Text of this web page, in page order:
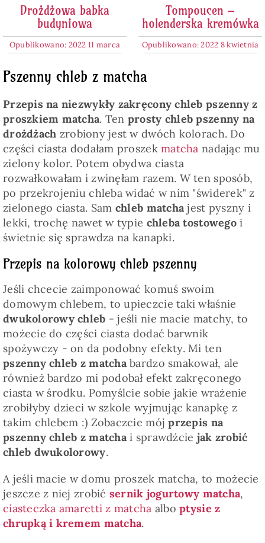
Drożdżowa babka
budyniowa
Opublikowano: 2022 11 marca
Tompoucen –
holenderska kremówka
Opublikowano: 2022 8 kwietnia
Pszenny chleb z matcha
Przepis na niezwykły zakręcony chleb pszenny z
proszkiem matcha. Ten prosty chleb pszenny na
drożdżach zrobiony jest w dwóch kolorach. Do
części ciasta dodałam proszekmatcha nadając mu
zielony kolor. Potem obydwa ciasta
rozwałkowałam i zwinęłam razem. W ten sposób,
po przekrojeniu chleba widać w nim "świderek" z
zielonego ciasta. Sam chleb matchajest pyszny i
lekki, trochę nawet w typie chleba tostowegoi
świetnie się sprawdza na kanapki.
Przepis na kolorowy chleb pszenny
Jeśli chcecie zaimponować komuś swoim
domowym chlebem, to upieczcie taki właśnie
dwukolorowy chleb - jeśli nie macie matchy, to
możecie do części ciasta dodać barwnik
spożywczy - on da podobny efekty. Mi ten
pszenny chleb z matchabardzo smakował, ale
również bardzo mi podobał efekt zakręconego
ciasta w środku. Pomyślcie sobie jakie wrażenie
zrobiłyby dzieci w szkole wyjmując kanapkę z
takim chlebem :) Zobaczcie mójprzepis na
pszenny chleb z matchai sprawdźcie jak zrobić
chleb dwukolorowy.
A jeśli macie w domu proszek matcha, to możecie
jeszcze z niej zrobić sernik jogurtowy matcha,
ciasteczka amaretti z matcha alboptysie z
chrupką i kremem matcha.